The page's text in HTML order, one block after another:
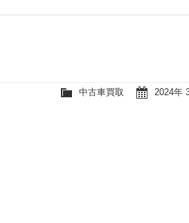
2024年
中古車買取